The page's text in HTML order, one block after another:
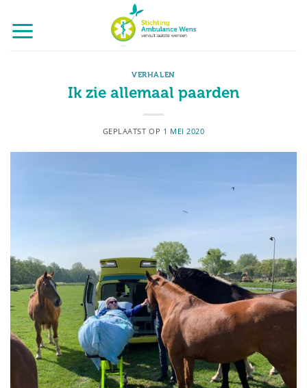
naar
inhoud
VERHALEN
Ik zie allemaal paarden
GEPLAATST OP 1 MEI 2020